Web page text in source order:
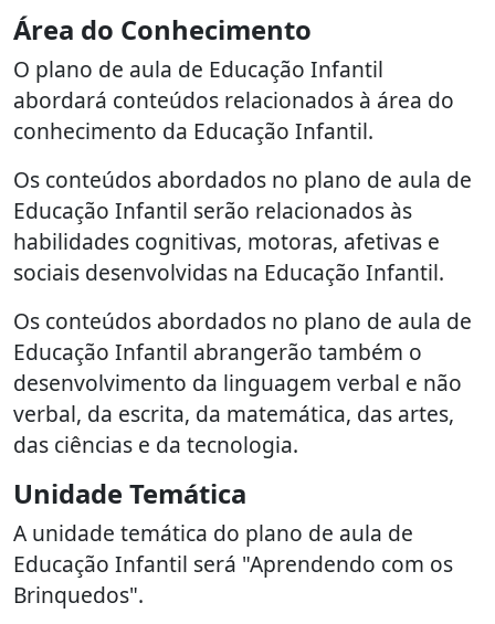
Área do Conhecimento
O plano de aula de Educação Infantil
abordará conteúdos relacionados à área do
conhecimento da Educação Infantil.
Os conteúdos abordados no plano de aula de
Educação Infantil serão relacionados às
habilidades cognitivas, motoras, afetivas e
sociais desenvolvidas na Educação Infantil.
Os conteúdos abordados no plano de aula de
Educação Infantil abrangerão também o
desenvolvimento da linguagem verbal e não
verbal, da escrita, da matemática, das artes,
das ciências e da tecnologia.
Unidade Temática
A unidade temática do plano de aula de
Educação Infantil será "Aprendendo com os
Brinquedos".